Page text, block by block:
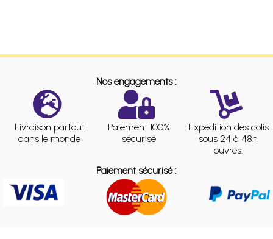
Nos engagements :
Livraison partout
dans le monde
Paiement 100%
sécurisé
Expédition des colis
sous 24 à 48h
ouvrés.
Paiement sécurisé :